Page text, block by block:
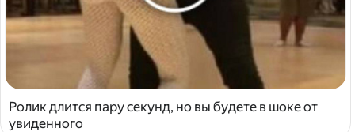
Ролик длится пару секунд, но вы будете в шоке от
увиденного